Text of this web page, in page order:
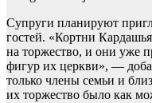
Супруги планируют
гостей. «Кортни
на торжество, и они уже
фигур их церкви», —
только члены семьи и
их торжество было как